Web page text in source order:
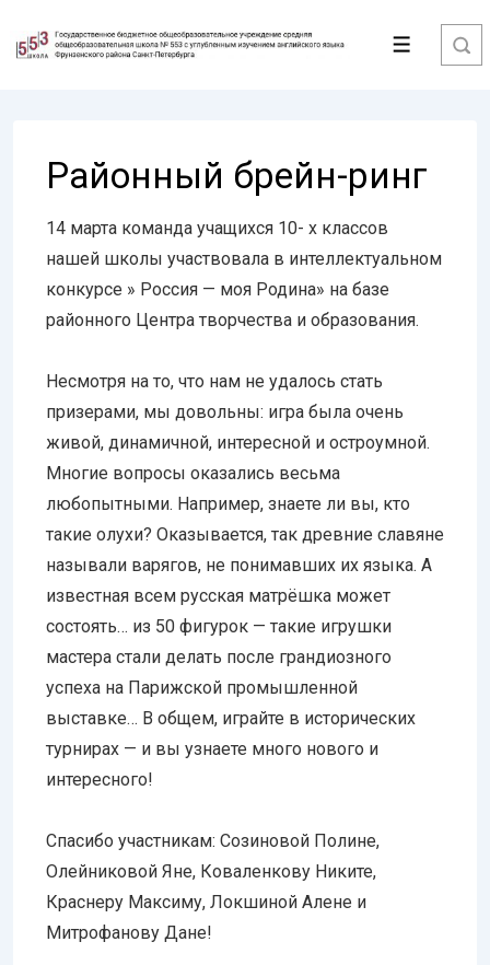
Перейти
Меню
Районный брейн-ринг
14 марта команда учащихся 10- х классов
нашей школы участвовала в интеллектуальном
конкурсе » Россия — моя Родина» на базе
районного Центра творчества и образования.
Несмотря на то, что нам не удалось стать
призерами, мы довольны: игра была очень
живой, динамичной, интересной и остроумной.
Многие вопросы оказались весьма
любопытными. Например, знаете ли вы, кто
такие олухи? Оказывается, так древние славяне
называли варягов, не понимавших их языка. А
известная всем русская матрёшка может
состоять… из 50 фигурок — такие игрушки
мастера стали делать после грандиозного
успеха на Парижской промышленной
выставке… В общем, играйте в исторических
турнирах — и вы узнаете много нового и
интересного!
Спасибо участникам: Созиновой Полине,
Олейниковой Яне, Коваленкову Никите,
Краснеру Максиму, Локшиной Алене и
Митрофанову Дане!